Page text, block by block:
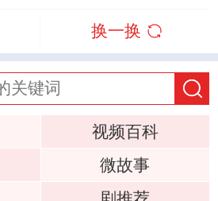
换一换
视频百科
微故事